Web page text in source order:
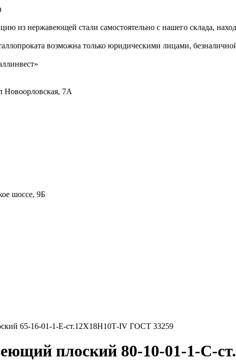
из нержавеющей стали самостоятельно с нашего склада,
возможна только юридическими лицами,
Новоорловская, 7А
шоссе, 9Б
65-16-01-1-Е-ст.12Х18Н10Т-IV ГОСТ 33259
плоский 80-10-01-1-С-